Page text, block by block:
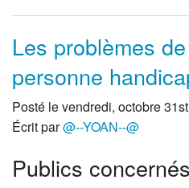
Les problèmes
personne
Posté le vendredi, octobre
Écrit par@--YOAN--@
Publics